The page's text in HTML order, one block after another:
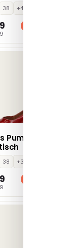
38
+4
Pumps rood
38
+3